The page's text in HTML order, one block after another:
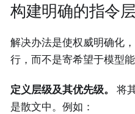
构建明确的指令
解决办法是使权威明确化
行，而不是寄希望于模型能
定义层级及其优先级。
将
是散文中。例如：